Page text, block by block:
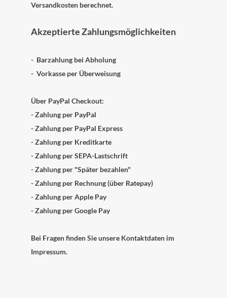
Versandkosten berechnet.
Akzeptierte Zahlungsmöglichkeiten
- Barzahlung bei Abholung
- Vorkasse per Überweisung
Über PayPal Checkout:
- Zahlung per PayPal
- Zahlung per PayPal Express
- Zahlung per Kreditkarte
- Zahlung per SEPA-Lastschrift
- Zahlung per "Später bezahlen"
- Zahlung per Rechnung (über Ratepay)
- Zahlung per Apple Pay
- Zahlung per Google Pay
Bei Fragen finden Sie unsere Kontaktdaten im
Impressum.